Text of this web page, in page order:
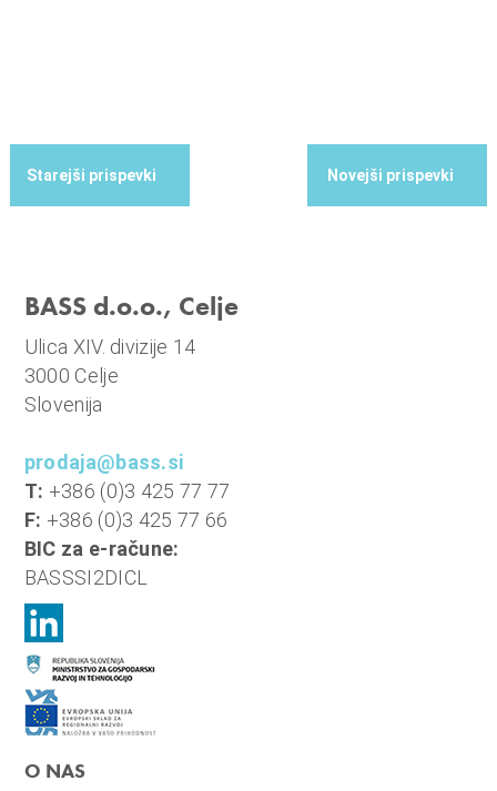
BASS d.o.o., Celje
Ulica XIV. divizije 14
3000 Celje
Slovenija
prodaja@bass.si
T: +386 (0)3 425 77 77
F: +386 (0)3 425 77 66
BIC za e-račune:
BASSSI2DICL
O NAS